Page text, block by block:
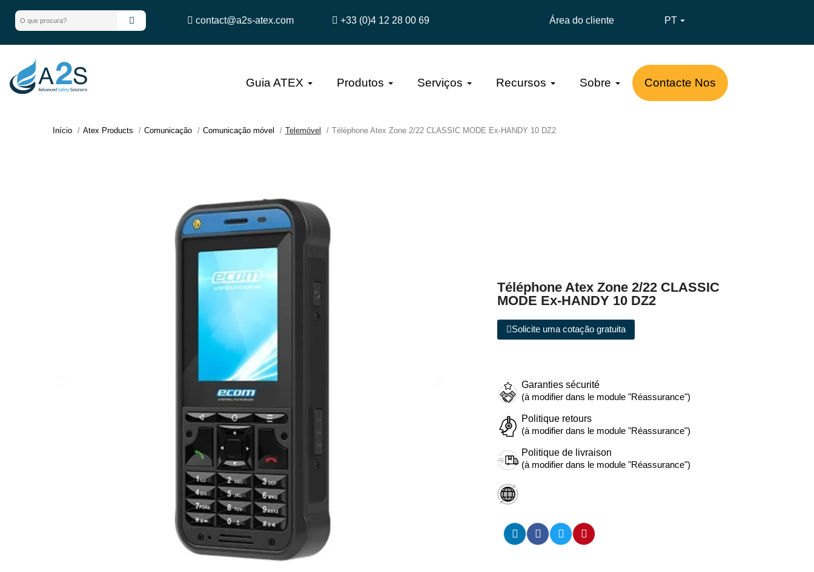
contact@a2s-atex.com +33 (0)4 12 28 00 69 Área do cliente PT 
Guia ATEX Produtos Serviços Recursos Sobre Contacte Nos
Início Atex Products Comunicação Comunicação móvel Telemóvel Téléphone Atex Zone 2/22 CLASSIC MODE Ex-HANDY 10 DZ2
Téléphone Atex Zone 2/22 CLASSIC
MODE Ex-HANDY 10 DZ2
Solicite uma cotação gratuita
Garanties sécurité
(à modifier dans le module "Réassurance")
Politique retours
(à modifier dans le module "Réassurance")
Politique de livraison
(à modifier dans le module "Réassurance")